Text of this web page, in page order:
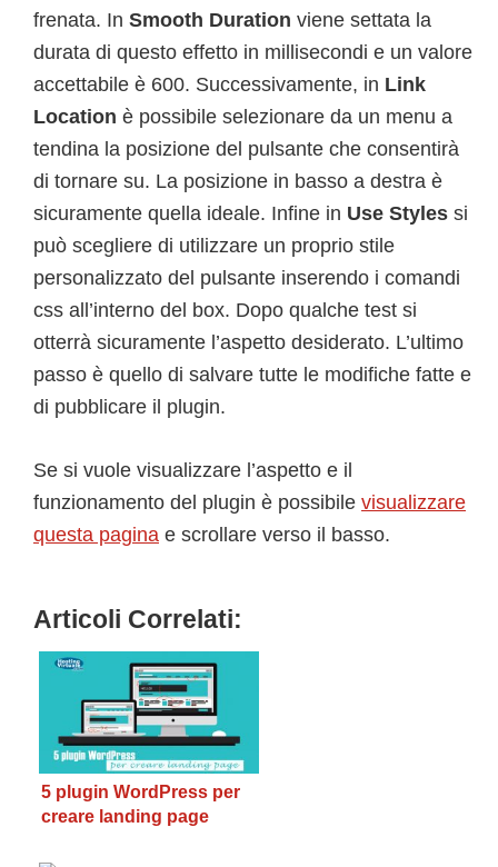
frenata. In Smooth Duration viene settata la
durata di questo effetto in millisecondi e un valore
accettabile è 600. Successivamente, in Link
Location è possibile selezionare da un menu a
tendina la posizione del pulsante che consentirà
di tornare su. La posizione in basso a destra è
sicuramente quella ideale. Infine in Use Styles si
può scegliere di utilizzare un proprio stile
personalizzato del pulsante inserendo i comandi
css all’interno del box. Dopo qualche test si
otterrà sicuramente l’aspetto desiderato. L’ultimo
passo è quello di salvare tutte le modifiche fatte e
di pubblicare il plugin.
Se si vuole visualizzare l’aspetto e il
funzionamento del plugin è possibile visualizzare
questa pagina e scrollare verso il basso.
Articoli Correlati:
5 plugin WordPress per
creare landing page